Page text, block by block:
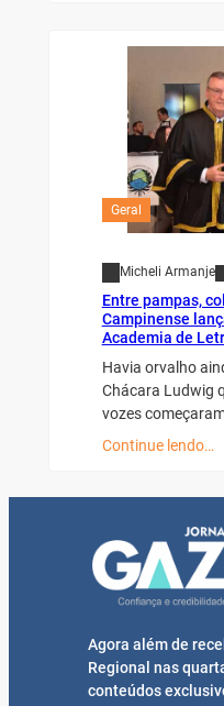
Geral
Micheli Armanje
Entre pampas,
Campinense
Academia de
Havia orvalho
Chácara Ludwig
vozes
Continue lendo…
Agora além de
Regional nas
conteúdos